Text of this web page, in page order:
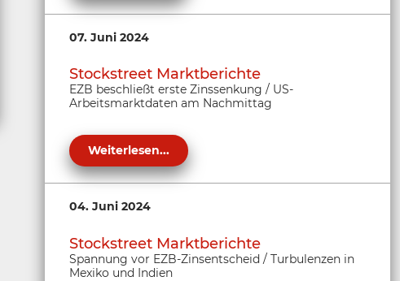
07. Juni 2024
Stockstreet Marktberichte
EZB beschließt erste Zinssenkung / US-
Arbeitsmarktdaten am Nachmittag
Weiterlesen...
04. Juni 2024
Stockstreet Marktberichte
Spannung vor EZB-Zinsentscheid / Turbulenzen in
Mexiko und Indien